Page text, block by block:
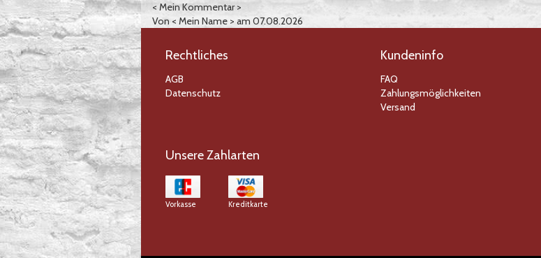
< Mein Kommentar >
Von < Mein Name > am 07.08.2026
Rechtliches
AGB
Datenschutz
Kundeninfo
FAQ
Zahlungsmöglichkeiten
Versand
Unsere Zahlarten
Vorkasse Kreditkarte